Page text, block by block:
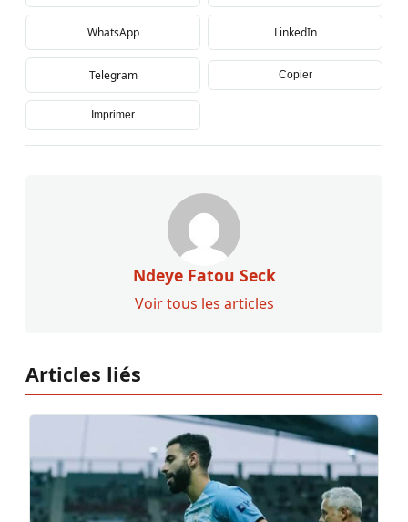
WhatsApp LinkedIn
Telegram Copier
Imprimer
Ndeye Fatou Seck
Voir tous les articles
Articles liés